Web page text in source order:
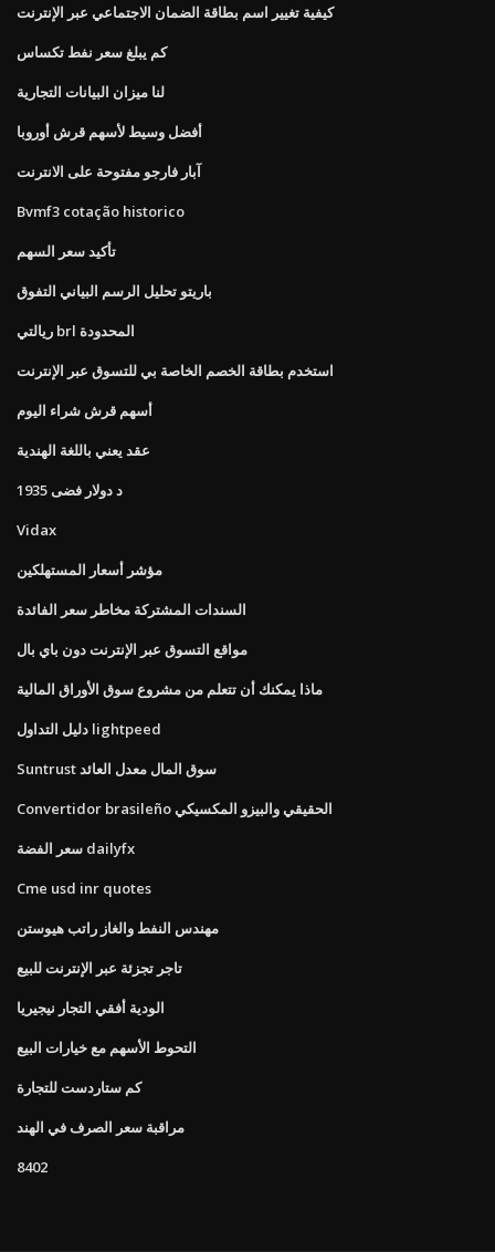
كيفية تغيير اسم بطاقة الضمان الاجتماعي عبر الإنترنت
كم يبلغ سعر نفط تكساس
لنا ميزان البيانات التجارية
أفضل وسيط لأسهم قرش أوروبا
آبار فارجو مفتوحة على الانترنت
Bvmf3 cotação historico
تأكيد سعر السهم
باريتو تحليل الرسم البياني التفوق
ريالتي brl المحدودة
استخدم بطاقة الخصم الخاصة بي للتسوق عبر الإنترنت
أسهم قرش شراء اليوم
عقد يعني باللغة الهندية
1935 د دولار فضى
Vidax
مؤشر أسعار المستهلكين
السندات المشتركة مخاطر سعر الفائدة
مواقع التسوق عبر الإنترنت دون باي بال
ماذا يمكنك أن تتعلم من مشروع سوق الأوراق المالية
دليل التداول lightpeed
Suntrust سوق المال معدل العائد
Convertidor brasileño الحقيقي والبيزو المكسيكي
سعر الفضة dailyfx
Cme usd inr quotes
مهندس النفط والغاز راتب هيوستن
تاجر تجزئة عبر الإنترنت للبيع
الودية أفقي التجار نيجيريا
التحوط الأسهم مع خيارات البيع
كم ستاردست للتجارة
مراقبة سعر الصرف في الهند
8402